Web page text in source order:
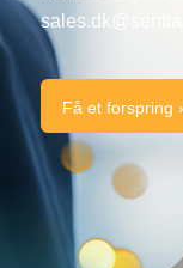
Få et forspring